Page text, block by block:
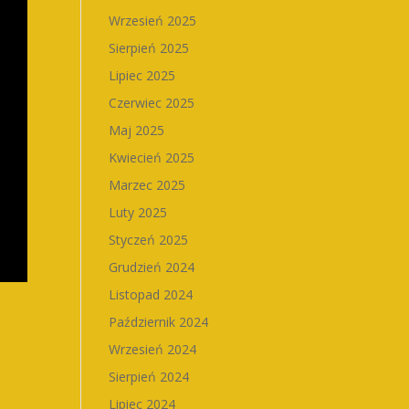
Wrzesień 2025
Sierpień 2025
Lipiec 2025
Czerwiec 2025
Maj 2025
Kwiecień 2025
Marzec 2025
Luty 2025
Styczeń 2025
Grudzień 2024
Listopad 2024
Październik 2024
Wrzesień 2024
Sierpień 2024
Lipiec 2024